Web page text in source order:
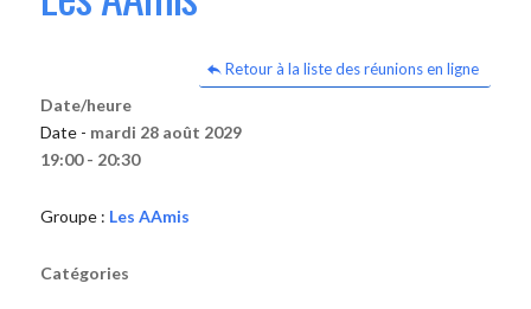
Retour à la liste des réunions en ligne
Date/heure
Date - mardi 28 août 2029
19:00 - 20:30
Groupe : Les AAmis
Catégories